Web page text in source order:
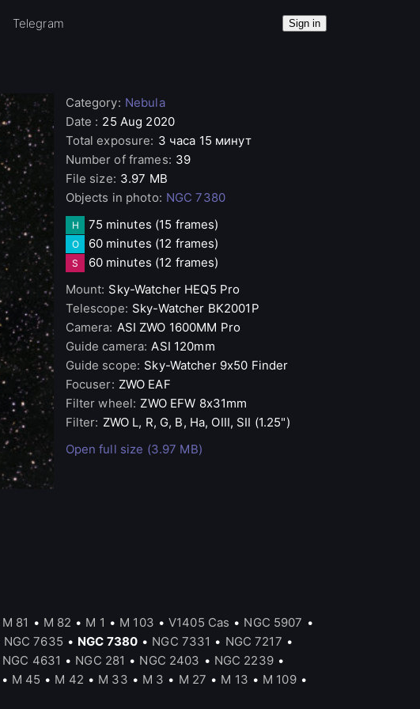
Telegram Sign in
Category: Nebula
Date : 25 Aug 2020
Total exposure: 3 часа 15 минут
Number of frames: 39
File size: 3.97 MB
Objects in photo: NGC 7380
H 75 minutes (15 frames)
O 60 minutes (12 frames)
S 60 minutes (12 frames)
Mount: Sky-Watcher HEQ5 Pro
Telescope: Sky-Watcher BK2001P
Camera: ASI ZWO 1600MM Pro
Guide camera: ASI 120mm
Guide scope: Sky-Watcher 9x50 Finder
Focuser: ZWO EAF
Filter wheel: ZWO EFW 8x31mm
Filter: ZWO L, R, G, B, Ha, OIII, SII (1.25")
Open full size (3.97 MB)
M 81 • M 82 • M 1 • M 103 • V1405 Cas • NGC 5907 •
NGC 7635 • NGC 7380 • NGC 7331 • NGC 7217 •
NGC 4631 • NGC 281 • NGC 2403 • NGC 2239 •
• M 45 • M 42 • M 33 • M 3 • M 27 • M 13 • M 109 •